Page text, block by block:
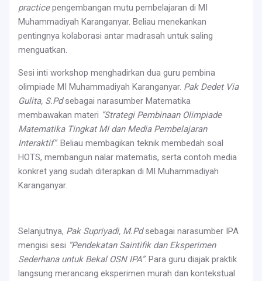
practicepengembangan mutu pembelajaran di MI
Muhammadiyah Karanganyar. Beliau menekankan
pentingnya kolaborasi antar madrasah untuk saling
menguatkan.
Sesi inti workshop menghadirkan dua guru pembina
olimpiade MI Muhammadiyah Karanganyar. Pak Dedet Via
Gulita, S.Pdsebagai narasumber Matematika
membawakan materi “Strategi Pembinaan Olimpiade
Matematika Tingkat MI dan Media Pembelajaran
Interaktif”. Beliau membagikan teknik membedah soal
HOTS, membangun nalar matematis, serta contoh media
konkret yang sudah diterapkan di MI Muhammadiyah
Karanganyar.
Selanjutnya, Pak Supriyadi, M.Pdsebagai narasumber IPA
mengisi sesi “Pendekatan Saintifik dan Eksperimen
Sederhana untuk Bekal OSN IPA”. Para guru diajak praktik
langsung merancang eksperimen murah dan kontekstual